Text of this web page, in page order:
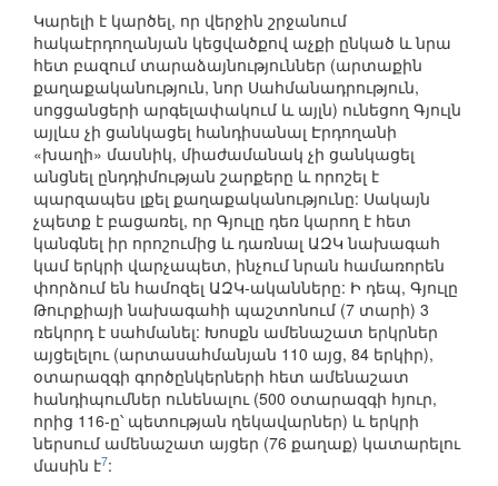
Կարելի է կարծել, որ վերջին շրջանում
հակաէրդողանյան կեցվածքով աչքի ընկած և նրա
հետ բազում տարաձայնություններ (արտաքին
քաղաքականություն, նոր Սահմանադրություն,
սոցցանցերի արգելափակում և այլն) ունեցող Գյուլն
այլևս չի ցանկացել հանդիսանալ Էրդողանի
«խաղի» մասնիկ, միաժամանակ չի ցանկացել
անցնել ընդդիմության շարքերը և որոշել է
պարզապես լքել քաղաքականությունը: Սակայն
չպետք է բացառել, որ Գյուլը դեռ կարող է հետ
կանգնել իր որոշումից և դառնալ ԱԶԿ նախագահ
կամ երկրի վարչապետ, ինչում նրան համառորեն
փորձում են համոզել ԱԶԿ-ականները: Ի դեպ, Գյուլը
Թուրքիայի նախագահի պաշտոնում (7 տարի) 3
ռեկորդ է սահմանել: Խոսքն ամենաշատ երկրներ
այցելելու (արտասահմանյան 110 այց, 84 երկիր),
օտարազգի գործընկերների հետ ամենաշատ
հանդիպումներ ունենալու (500 օտարազգի հյուր,
որից 116-ը՝ պետության ղեկավարներ) և երկրի
ներսում ամենաշատ այցեր (76 քաղաք) կատարելու
մասին է7: